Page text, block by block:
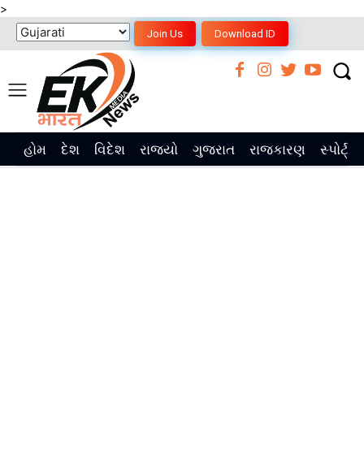
>
Join Us Download ID
હોમ દેશ વિદેશ રાજ્યો ગુજરાત રાજકારણ સ્પોર્ટ્સ